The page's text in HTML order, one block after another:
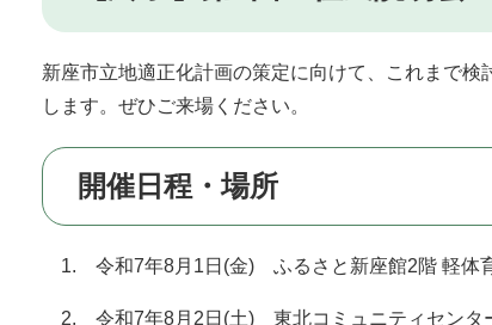
新座市立地適正化計画の策定に向けて、これまで
します。ぜひご来場ください。
開催日程・場所
1. 令和7年8月1日(金) ふるさと新座館2階 軽体
2. 令和7年8月2日(土) 東北コミュニティセン